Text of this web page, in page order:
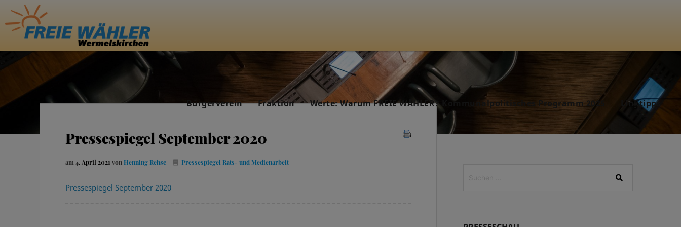
Bürgerverein Fraktion Werte: Warum FREIE WÄHLER? Kommunalpolitisches Programm 2025 Linktipps
Pressespiegel September 2020
am4. April 2021 von Henning Rehse Pressespiegel Rats- und Medienarbeit
Pressespiegel September 2020